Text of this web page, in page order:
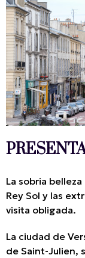
La sobria
Rey Sol y las
visita obligada.
La ciudad de
de Saint-Julien,